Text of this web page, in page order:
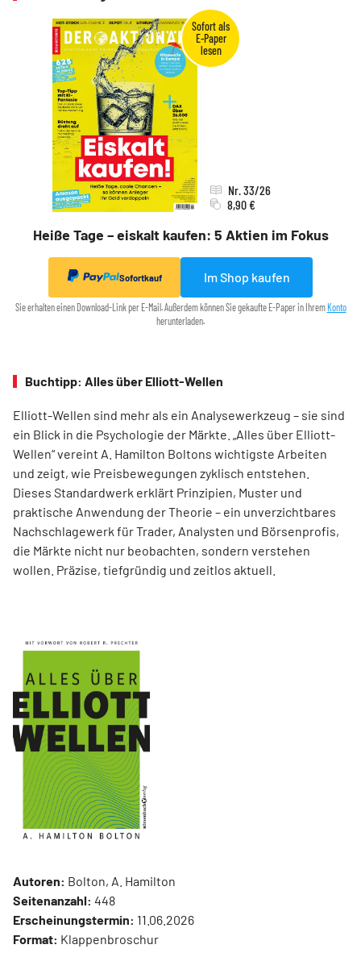
Heiße Tage – eiskalt kaufen: 5 Aktien im Fokus
Nr. 33/26
8,90 €
Sofortkauf Im Shop kaufen
Sie erhalten einen Download-Link per E-Mail. Außerdem können Sie gekaufte E-Paper in Ihrem Konto
herunterladen.
Buchtipp: Alles über Elliott-Wellen
Elliott-Wellen sind mehr als ein Analysewerkzeug – sie sind
ein Blick in die Psychologie der Märkte. „Alles über Elliott-
Wellen“ vereint A. Hamilton Boltons wichtigste Arbeiten
und zeigt, wie Preisbewegungen zyklisch entstehen.
Dieses Standardwerk erklärt Prinzipien, Muster und
praktische Anwendung der Theorie – ein unverzichtbares
Nachschlagewerk für Trader, Analysten und Börsenprofis,
die Märkte nicht nur beobachten, sondern verstehen
wollen. Präzise, tiefgründig und zeitlos aktuell.
Autoren: Bolton, A. Hamilton
Seitenanzahl: 448
Erscheinungstermin: 11.06.2026
Format: Klappenbroschur